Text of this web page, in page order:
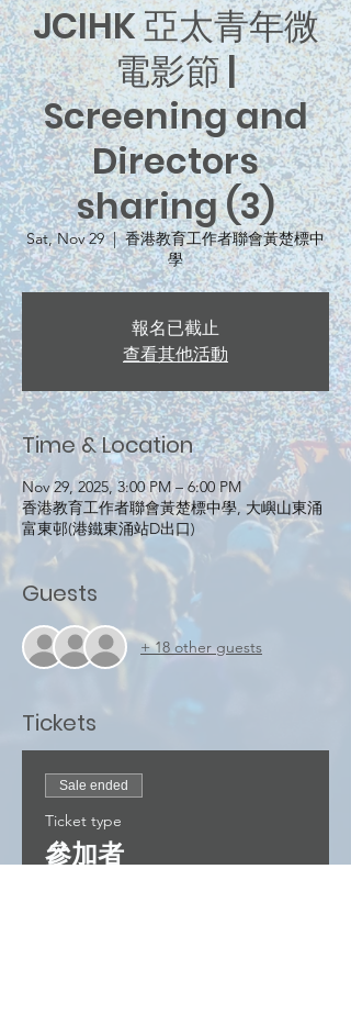
JCIHK 亞太青年微
電影節 |
Screening and
Directors
sharing (3)
Sat, Nov 29
  |
香港教育工作者聯會黃楚標中
學
報名已截止
查看其他活動
Time & Location
Nov 29, 2025, 3:00 PM – 6:00 PM
香港教育工作者聯會黃楚標中學, 大嶼山東涌
富東邨(港鐵東涌站D出口)
Guests
+ 18 other guests
Tickets
Sale ended
Ticket type
參加者